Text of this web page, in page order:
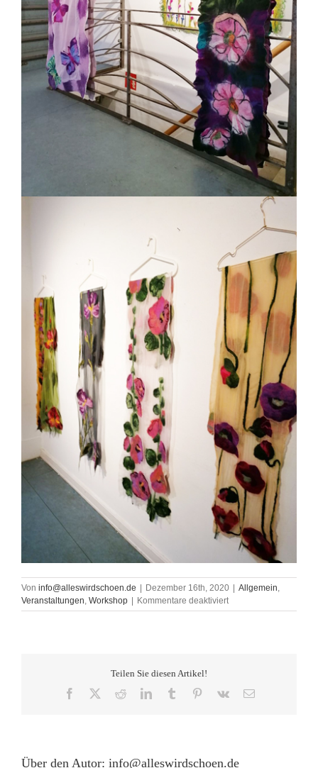
Von info@alleswirdschoen.de Dezember 16th, 2020 Allgemein,
Veranstaltungen, Workshop Kommentare deaktiviertfür
Verschoben
11
Teilen Sie diesen Artikel!
Facebook RedditLinkedInTumblr Pinterest
Vk
E-
Über den Autor: info@alleswirdschoen.de